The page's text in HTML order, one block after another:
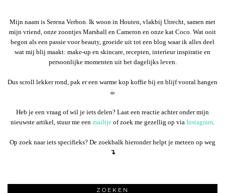
Mijn naam is Serena Verbon. Ik woon in Houten, vlakbij Utrecht, samen met
mijn vriend, onze zoontjes Marshall en Cameron en onze kat Coco. Wat ooit
begon als een passie voor beauty, groeide uit tot een blog waar ik alles deel
wat mij blij maakt: make-up en skincare, recepten, interieur inspiratie en
persoonlijke momenten uit het dagelijks leven.
Dus scroll lekker rond, pak er een warme kop koffie bij en blijf vooral hangen
☕︎
Heb je een vraag of wil je iets delen? Laat een reactie achter onder mijn
nieuwste artikel, stuur me een mailtje of zoek me gezellig op via Instagram
Op zoek naar iets specifieks? De zoekbalk hieronder helpt je meteen op weg
↴
ZOEKEN